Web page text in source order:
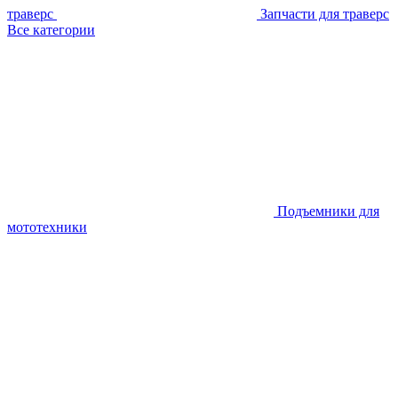
траверс
Запчасти для траверс
Все категории
Подъемники для
мототехники